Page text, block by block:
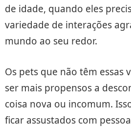
de idade, quando eles
variedade de interações
mundo ao seu redor.
Os pets que não têm essas
ser mais propensos a
coisa nova ou incomum.
ficar assustados com